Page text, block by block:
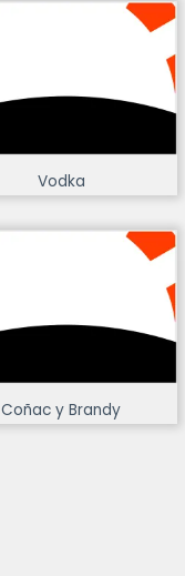
Vodka
Coñac y Brandy